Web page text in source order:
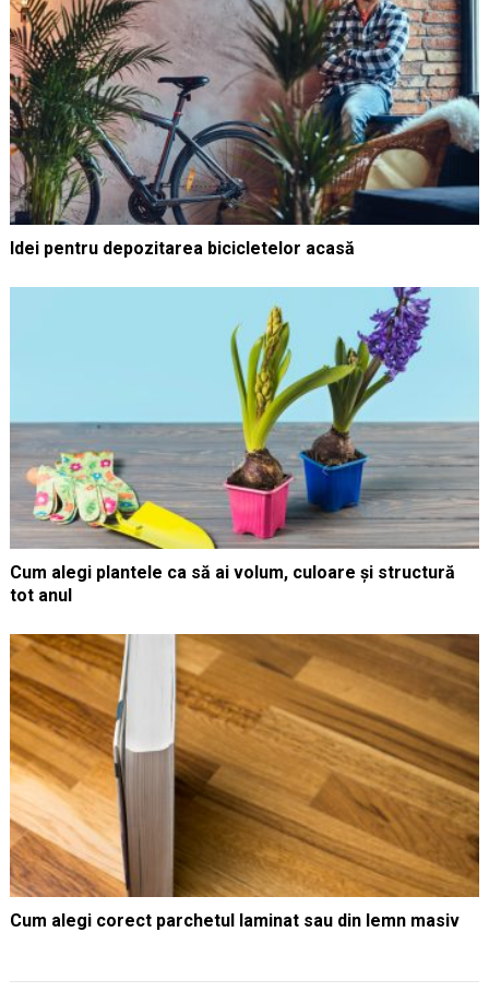
Idei pentru depozitarea bicicletelor acasă
Cum alegi plantele ca să ai volum, culoare și structură
tot anul
Cum alegi corect parchetul laminat sau din lemn masiv